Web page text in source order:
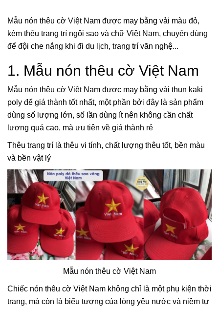
Mẫu nón thêu cờ Việt Nam được may bằng vải màu đỏ,
kèm thêu trang trí ngôi sao và chữ Việt Nam, chuyên dùng
để đội che nắng khi đi du lịch, trang trí văn nghệ...
1. Mẫu nón thêu cờ Việt Nam
Mẫu nón thêu cờ Việt Nam được may bằng vải thun kaki
poly để giá thành tốt nhất, một phần bởi đây là sản phẩm
dùng số lượng lớn, số lần dùng ít nên không cần chất
lượng quá cao, mà ưu tiên về giá thành rẻ
Thêu trang trí là thêu vi tính, chất lượng thêu tốt, bền màu
và bền vật lý
Mẫu nón thêu cờ Việt Nam
Chiếc nón thêu cờ Việt Nam không chỉ là một phụ kiện thời
trang, mà còn là biểu tượng của lòng yêu nước và niềm tự